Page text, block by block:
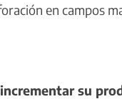
en campos
su